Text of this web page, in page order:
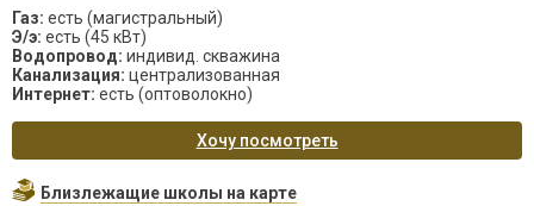
Газ: есть (магистральный)
Э/э: есть (45 кВт)
Водопровод: индивид. скважина
Канализация: централизованная
Интернет: есть (оптоволокно)
Хочу посмотреть
Близлежащие школы на карте